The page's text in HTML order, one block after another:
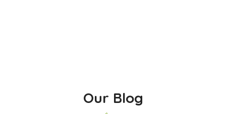
Our Blog